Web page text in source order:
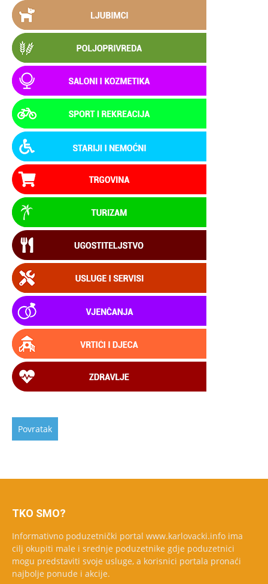
TKO SMO?
Informativno poduzetnički portal www.karlovacki.info ima
cilj okupiti male i srednje poduzetnike gdje poduzetnici
mogu predstaviti svoje usluge, a korisnici portala pronaći
najbolje ponude i akcije.